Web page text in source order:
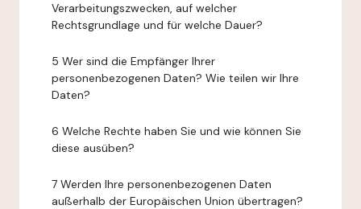
Verarbeitungszwecken, auf welcher
Rechtsgrundlage und für welche Dauer?
5 Wer sind die Empfänger Ihrer
personenbezogenen Daten? Wie teilen wir Ihre
Daten?
6 Welche Rechte haben Sie und wie können Sie
diese ausüben?
7 Werden Ihre personenbezogenen Daten
außerhalb der Europäischen Union übertragen?